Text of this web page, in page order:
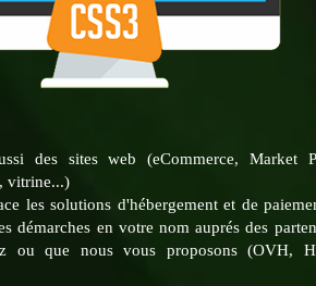
des sites web (eCommerce, Market
vitrine...)
les solutions d'hébergement et de
démarches en votre nom auprés des
ou que nous vous proposons (OVH,